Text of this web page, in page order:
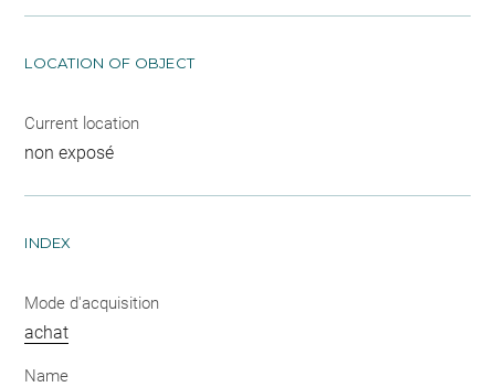
LOCATION OF OBJECT
Current location
non exposé
INDEX
Mode d'acquisition
achat
Name